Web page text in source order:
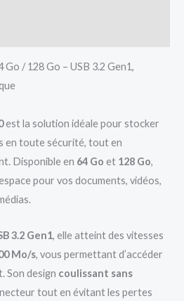
/ 128 Go – USB 3.2 Gen1,
est la solution idéale pour stocker
en toute sécurité, tout en
Disponible en 64 Go et 128 Go,
pour vos documents, vidéos,
3.2 Gen1, elle atteint des vitesses
Mo/s, vous permettant d’accéder
Son design coulissant sans
tout en évitant les pertes